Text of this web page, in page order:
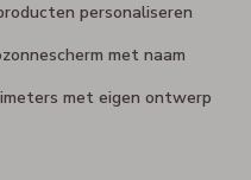
personaliseren
met naam
met eigen ontwerp